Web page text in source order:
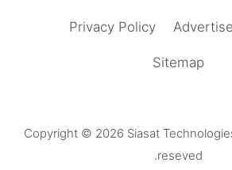
Privacy Policy
Sitemap
Copyright © 2026 Siasat
reseved.